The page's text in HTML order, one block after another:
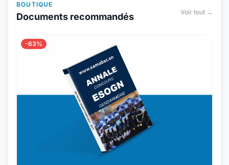
BOUTIQUE
Documents recommandés Voir tout →
-63%